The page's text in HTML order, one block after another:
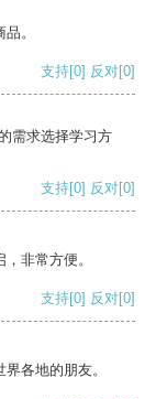
。
支持[0] 反对[0]
需求选择学习方
支持[0] 反对[0]
非常方便。
支持[0] 反对[0]
各地的朋友。